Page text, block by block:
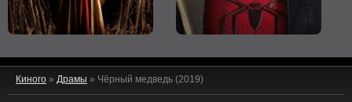
Киного » Драмы » Чёрный медведь (2019)